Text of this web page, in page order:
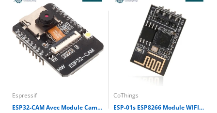
Espressif
ESP32-CAM Avec Module Camera OV2640 (sans port micro usb)
CoThings
ESP-01s ESP8266 Module WIFI de port série FL-M1S